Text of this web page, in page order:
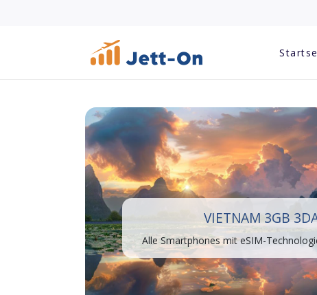
VIETNAM 3GB
Alle Smartphones mit eSIM-